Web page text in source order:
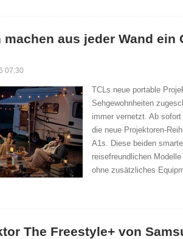
machen aus jeder Wand ein
07:30
TCLs neue portable
Sehgewohnheiten
immer vernetzt. Ab
die neue Projektoren-
A1s. Diese beiden
reisefreundlichen
ohne zusätzliches
The Freestyle+ von